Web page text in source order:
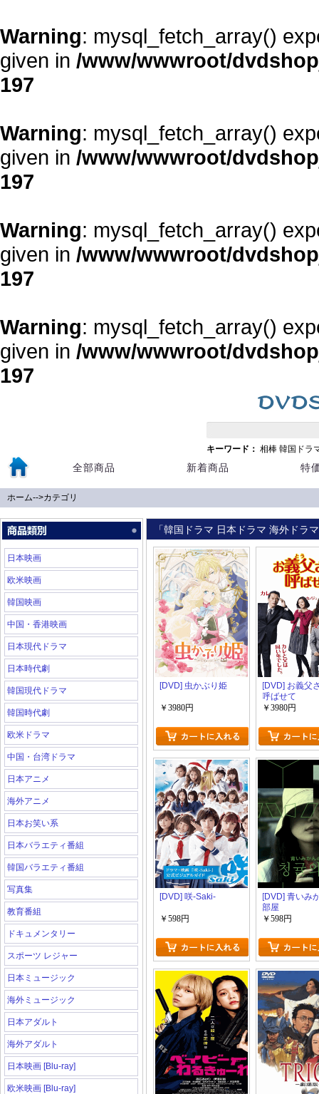
Warning: mysql_fetch_array()
given in /www/wwwroot/
197
Warning: mysql_fetch_array()
given in /www/wwwroot/
197
Warning: mysql_fetch_array()
given in /www/wwwroot/
197
Warning: mysql_fetch_array()
given in /www/wwwroot/
197
キーワード： 相棒 韓国ドラ
全部商品 新着商品 特
ホーム-->カテゴリ
日本映画
欧米映画
韓国映画
中国・香港映画
日本現代ドラマ
日本時代劇
韓国現代ドラマ
韓国時代劇
欧米ドラマ
中国・台湾ドラマ
日本アニメ
海外アニメ
日本お笑い系
日本バラエティ番組
韓国バラエティ番組
写真集
教育番組
ドキュメンタリー
スポーツ レジャー
日本ミュージック
海外ミュージック
日本アダルト
海外アダルト
日本映画 [Blu-ray]
欧米映画 [Blu-ray]
「韓国ドラマ 日本ドラマ 海外ドラ
[DVD] 虫かぶり姫
￥3980円
[DVD] お義父
呼ばせて
￥3980円
[DVD] 咲-Saki-
￥598円
[DVD] 青いみ
部屋
￥598円